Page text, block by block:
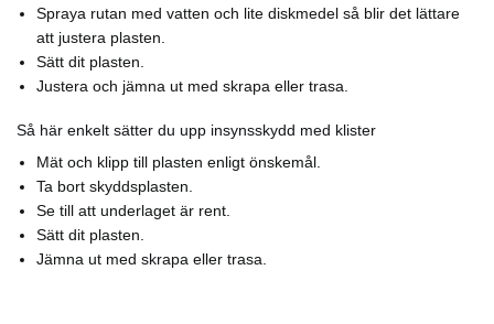
Spraya rutan med vatten och lite diskmedel så blir det lättare
att justera plasten.
Sätt dit plasten.
Justera och jämna ut med skrapa eller trasa.
Så här enkelt sätter du upp insynsskydd med klister
Mät och klipp till plasten enligt önskemål.
Ta bort skyddsplasten.
Se till att underlaget är rent.
Sätt dit plasten.
Jämna ut med skrapa eller trasa.